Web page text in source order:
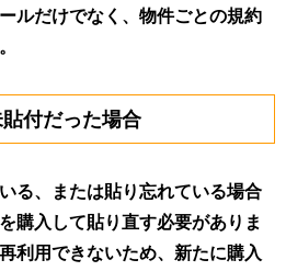
ルだけでなく、物件ごとの規約
付だった場合
る、または貼り忘れている場合
購入して貼り直す必要がありま
利用できないため、新たに購入